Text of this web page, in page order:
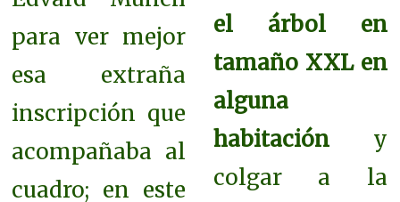
para ver mejor
esa extraña
inscripción que
acompañaba al
cuadro; en este
el árbol en
tamaño XXL en
alguna
habitacióny
colgar a la